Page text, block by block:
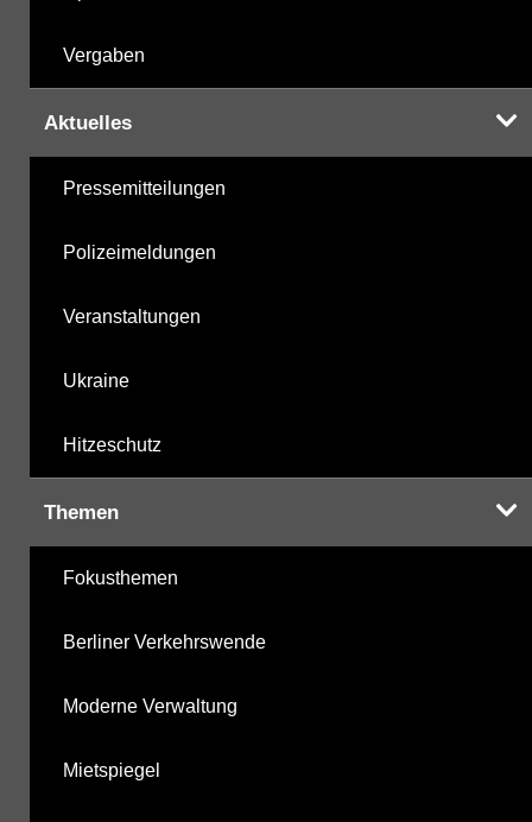
Vergaben
Aktuelles
Pressemitteilungen
Polizeimeldungen
Veranstaltungen
Ukraine
Hitzeschutz
Themen
Fokusthemen
Berliner Verkehrswende
Moderne Verwaltung
Mietspiegel